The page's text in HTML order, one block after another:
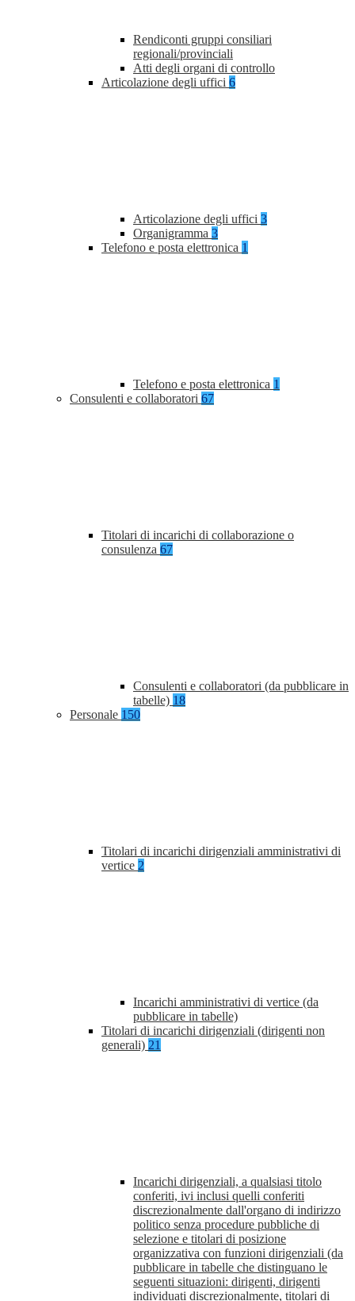
Rendiconti gruppi consiliari
regionali/provinciali
Atti degli organi di controllo
Articolazione degli uffici 6
Articolazione degli uffici 3
Organigramma 3
Telefono e posta elettronica 1
Telefono e posta elettronica 1
Consulenti e collaboratori 67
Titolari di incarichi di collaborazione o
consulenza 67
Consulenti e collaboratori (da pubblicare in
tabelle) 18
Personale 150
Titolari di incarichi dirigenziali amministrativi di
vertice 2
Incarichi amministrativi di vertice (da
pubblicare in tabelle)
Titolari di incarichi dirigenziali (dirigenti non
generali) 21
Incarichi dirigenziali, a qualsiasi titolo
conferiti, ivi inclusi quelli conferiti
discrezionalmente dall'organo di indirizzo
politico senza procedure pubbliche di
selezione e titolari di posizione
organizzativa con funzioni dirigenziali (da
pubblicare in tabelle che distinguano le
seguenti situazioni: dirigenti, dirigenti
individuati discrezionalmente, titolari di